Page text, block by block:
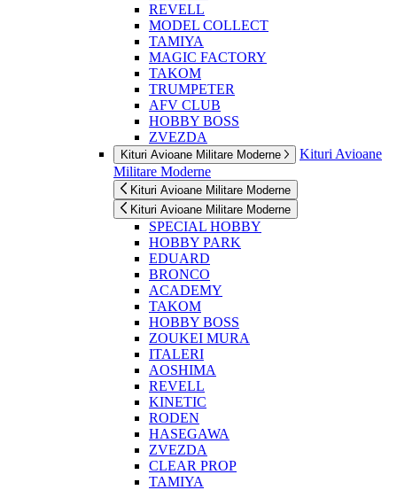
REVELL
MODEL COLLECT
TAMIYA
MAGIC FACTORY
TAKOM
TRUMPETER
AFV CLUB
HOBBY BOSS
ZVEZDA
Kituri Avioane Militare Moderne
Kituri Avioane
Militare Moderne
Kituri Avioane Militare Moderne
Kituri Avioane Militare Moderne
SPECIAL HOBBY
HOBBY PARK
EDUARD
BRONCO
ACADEMY
TAKOM
HOBBY BOSS
ZOUKEI MURA
ITALERI
AOSHIMA
REVELL
KINETIC
RODEN
HASEGAWA
ZVEZDA
CLEAR PROP
TAMIYA